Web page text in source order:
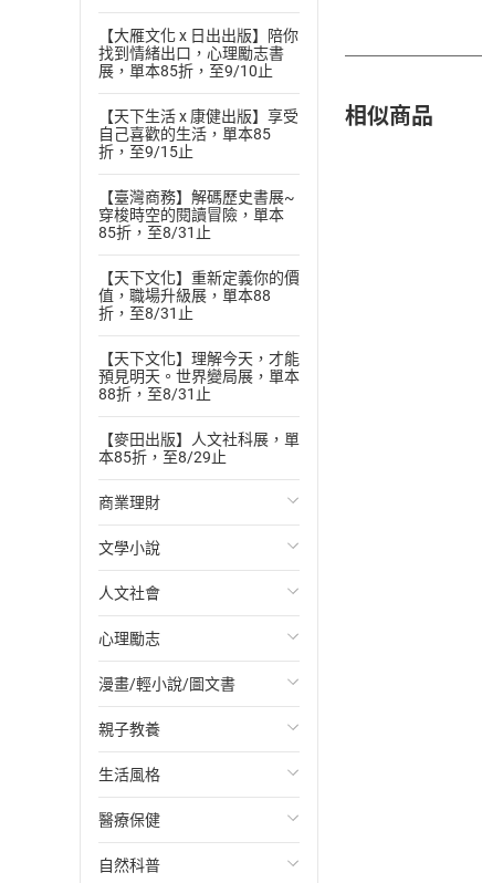
【大雁文化 x 日出出版】陪你
找到情緒出口，心理勵志書
展，單本85折，至9/10止
【天下生活 x 康健出版】享受
自己喜歡的生活，單本85
折，至9/15止
【臺灣商務】解碼歷史書展~
穿梭時空的閱讀冒險，單本
85折，至8/31止
【天下文化】重新定義你的價
值，職場升級展，單本88
折，至8/31止
【天下文化】理解今天，才能
預見明天。世界變局展，單本
88折，至8/31止
【麥田出版】人文社科展，單
本85折，至8/29止
商業理財
投資理財
經濟/趨勢
財務/金融
管理/領導
職場工作術
成功法
行銷/廣告
傳記
文學小說
歐美文學
日本文學
韓國文學
華文文學
經典文學
成長/家庭生活小說
懸疑/推理小說
人文社會
國際關係
政治
社會科學
台灣/中國歷史
日/韓歷史
其他歷史/史學
心理勵志
心靈成長/情緒
人際關係
兩性關係
心理學
漫畫/輕小說/圖文書
輕小說
奇幻/科幻
愛情故事
職場/社會寫實
親子教養
教育現場
兒童文學/故事
兒童科普/學習
生活風格
飲食/食譜
健身/美顏
醫療保健
健康/養生
自然科普
相似商品